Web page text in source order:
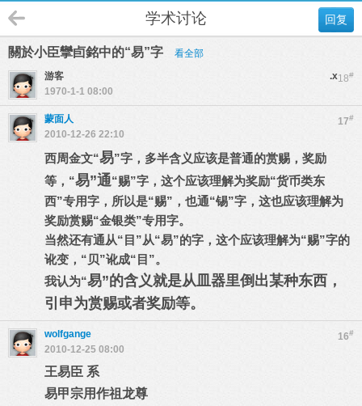
回复
学术讨论
關於小臣攣卣銘中的“易”字 看全部
18#
游客
.x
1970-1-1 08:00
17#
蒙面人
2010-12-26 22:10
西周金文“易”字，多半含义应该是普通的赏赐，奖励
等，“易”通“赐”字，这个应该理解为奖励“货币类东
西”专用字，所以是“赐”，也通“锡”字，这也应该理解为
奖励赏赐“金银类”专用字。
当然还有通从“目”从“易”的字，这个应该理解为“赐”字的
讹变，“贝”讹成“目”。
我认为“易”的含义就是从皿器里倒出某种东西，
引申为赏赐或者奖励等。
16#
wolfgange
2010-12-25 08:00
王易臣 系
易甲宗用作祖龙尊